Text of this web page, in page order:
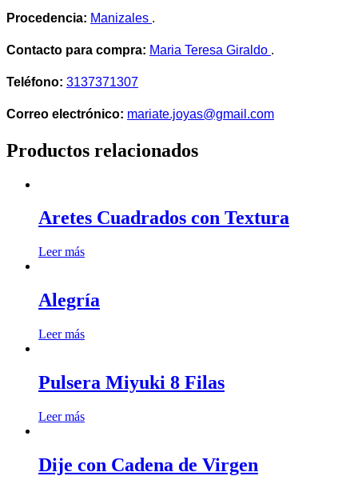
Procedencia: Manizales .
Contacto para compra: Maria Teresa Giraldo .
Teléfono: 3137371307
Correo electrónico: mariate.joyas@gmail.com
Productos relacionados
Aretes Cuadrados con Textura
Leer más
Alegría
Leer más
Pulsera Miyuki 8 Filas
Leer más
Dije con Cadena de Virgen